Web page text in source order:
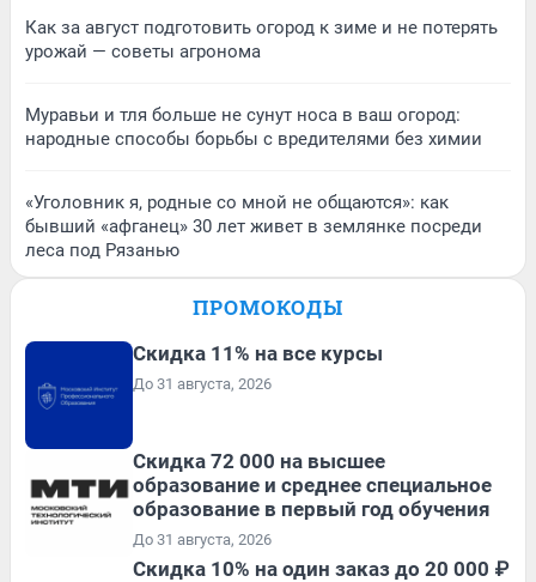
Как за август подготовить огород к зиме и не потерять
урожай — советы агронома
Муравьи и тля больше не сунут носа в ваш огород:
народные способы борьбы с вредителями без химии
«Уголовник я, родные со мной не общаются»: как
бывший «афганец» 30 лет живет в землянке посреди
леса под Рязанью
ПРОМОКОДЫ
Скидка 11% на все курсы
До 31 августа, 2026
Скидка 72 000 на высшее
образование и среднее специальное
образование в первый год обучения
До 31 августа, 2026
Скидка 10% на один заказ до 20 000 ₽